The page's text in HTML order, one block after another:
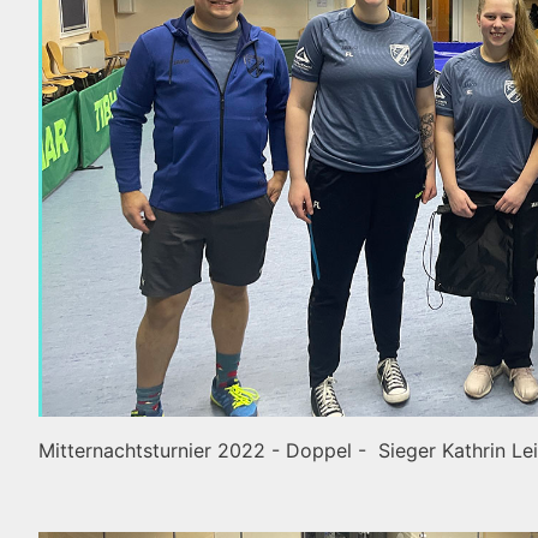
Mitternachtsturnier 2022 - Doppel - Sieger Kathrin